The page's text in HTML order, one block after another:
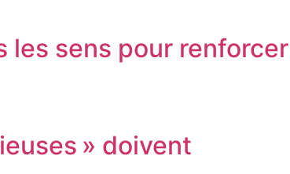
les sens pour renforcer
» doivent